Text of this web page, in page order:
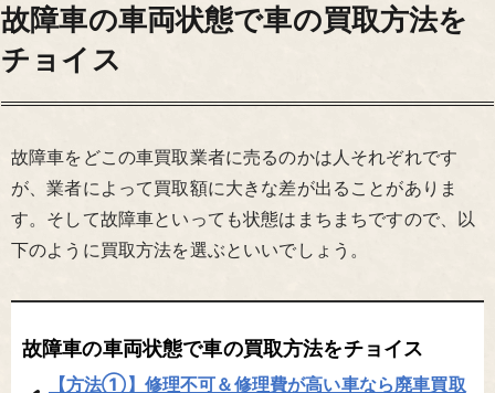
故障車の車両状態で車の買取方法を
チョイス
故障車をどこの車買取業者に売るのかは人それぞれです
が、業者によって買取額に大きな差が出ることがありま
す。そして故障車といっても状態はまちまちですので、以
下のように買取方法を選ぶといいでしょう。
故障車の車両状態で車の買取方法をチョイス
【方法①】修理不可＆修理費が高い車なら廃車買取